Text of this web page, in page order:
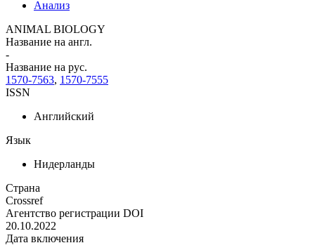
Анализ
ANIMAL BIOLOGY
Название на англ.
-
Название на рус.
1570-7563, 1570-7555
ISSN
Английский
Язык
Нидерланды
Страна
Crossref
Агентство регистрации DOI
20.10.2022
Дата включения